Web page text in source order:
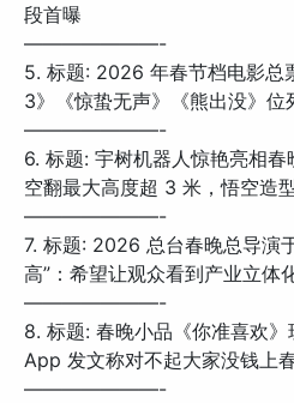
段首曝
———————-
5. 标题: 2026 年春节档电影总
3》《惊蛰无声》《熊出没》位
———————-
6. 标题: 宇树机器人惊艳亮相春
空翻最大高度超 3 米，悟空造
———————-
7. 标题: 2026 总台春晚总导演
高”：希望让观众看到产业立体
———————-
8. 标题: 春晚小品《你准喜欢》
App 发文称对不起大家没钱上
———————-